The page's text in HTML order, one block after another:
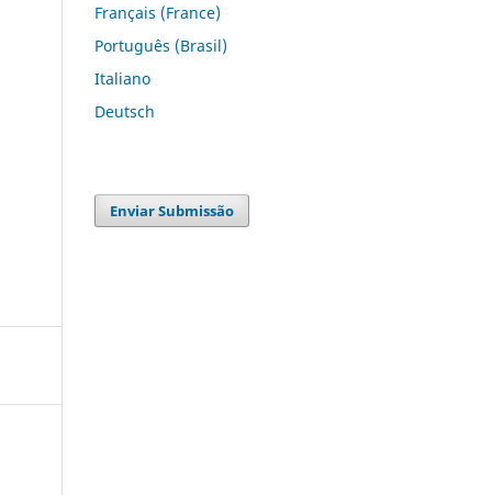
Français (France)
Português (Brasil)
Italiano
Deutsch
Enviar Submissão